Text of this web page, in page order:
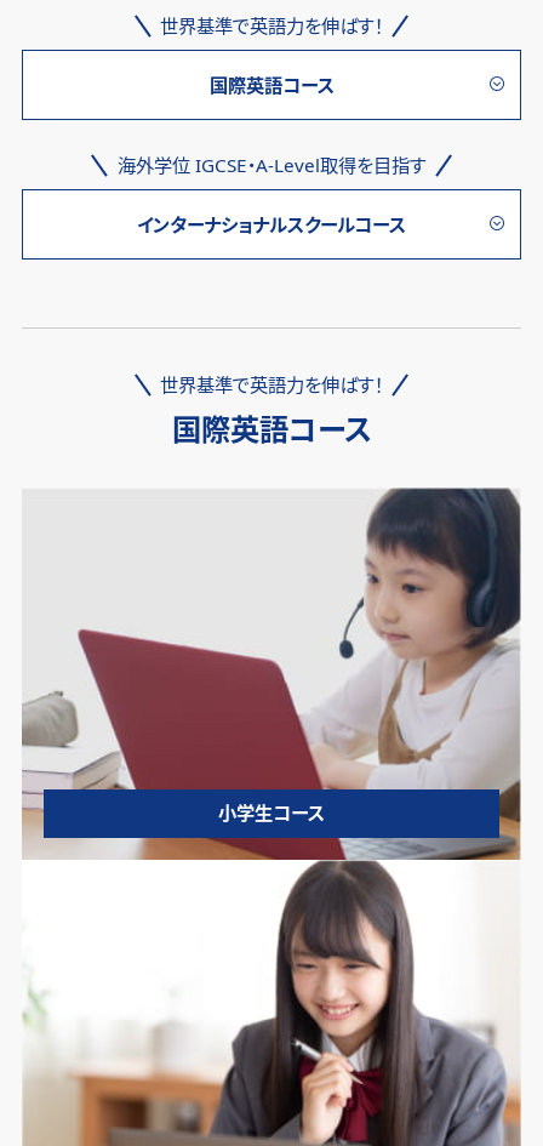
世界基準で英語力を伸ばす！
国際英語コース
海外学位 IGCSE・A-Level取得を目指す
インターナショナルスクールコース
世界基準で英語力を伸ばす！
国際英語コース
小学生コース